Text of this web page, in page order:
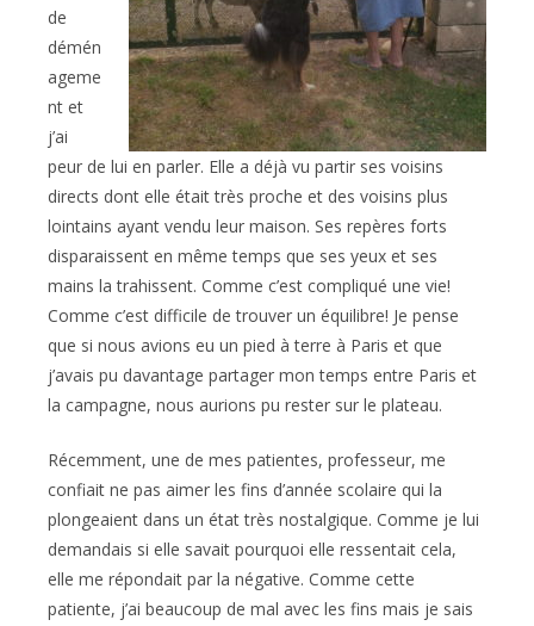
de
démén
ageme
nt et
j’ai
peur de lui en parler. Elle a déjà vu partir ses voisins
directs dont elle était très proche et des voisins plus
lointains ayant vendu leur maison. Ses repères forts
disparaissent en même temps que ses yeux et ses
mains la trahissent. Comme c’est compliqué une vie!
Comme c’est difficile de trouver un équilibre! Je pense
que si nous avions eu un pied à terre à Paris et que
j’avais pu davantage partager mon temps entre Paris et
la campagne, nous aurions pu rester sur le plateau.
Récemment, une de mes patientes, professeur, me
confiait ne pas aimer les fins d’année scolaire qui la
plongeaient dans un état très nostalgique. Comme je lui
demandais si elle savait pourquoi elle ressentait cela,
elle me répondait par la négative. Comme cette
patiente, j’ai beaucoup de mal avec les fins mais je sais